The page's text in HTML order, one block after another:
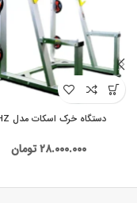
دستگاه خرک اسکات مدل DHZ
۲۸.۰۰۰.۰۰۰ تومان